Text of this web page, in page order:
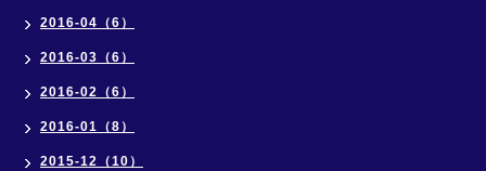
2016-04（6）
2016-03（6）
2016-02（6）
2016-01（8）
2015-12（10）